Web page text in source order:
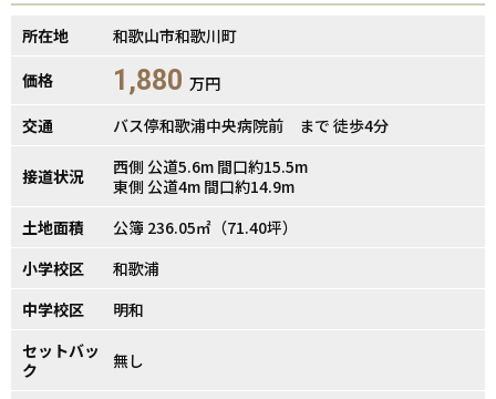
所在地
和歌山市和歌川町
価格
1,880 万円
交通
バス停和歌浦中央病院前 まで 徒歩4分
接道状況
西側 公道5.6m 間口約15.5m
東側 公道4m 間口約14.9m
土地面積
公簿 236.05㎡（71.40坪）
小学校区
和歌浦
中学校区
明和
セットバッ
ク
無し